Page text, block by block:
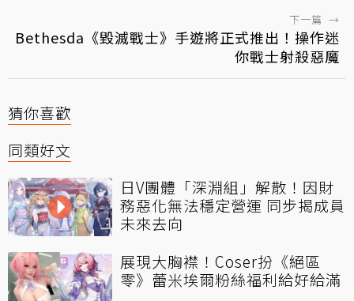
下一篇 →
Bethesda《毀滅戰士》手遊將正式推出！操作迷
你戰士射殺惡魔
猜你喜歡
同類好文
日V團體「深淵組」解散！因財
務惡化無法穩定營運 同步揭成員
未來去向
展現大胸襟！Coser扮《絕區
零》蕾米埃爾粉絲福利給好給滿